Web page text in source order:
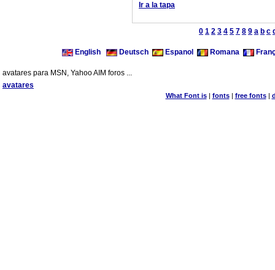
Ir a la tapa
0 1 2 3 4 5 7 8 9 a b c
English Deutsch Espanol Romana
avatares para MSN, Yahoo AIM foros ...
avatares
What Font is| fonts| free fonts|